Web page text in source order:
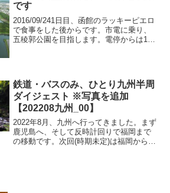
です
2016/09/241日目、函館のラッキーピエロ
で食事をした後からです。市電に乗り、
五稜郭公園を目指します。電停からは10
鉄道・バスのみ、ひとり九州半周
ダイジェスト ※写真を追加
【202208九州_00】
2022年8月、九州へ行ってきました。まず
鹿児島へ、そして反時計回りで福岡まで
の移動です。次回(時期未定)は福岡から再